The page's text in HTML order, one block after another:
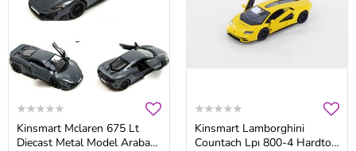
Kinsmart Mclaren 675 Lt
Diecast Metal Model Araba
Kinsmart Lamborghini
Countach Lpı 800-4 Hardtop